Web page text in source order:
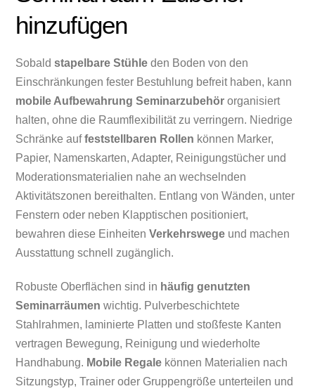
hinzufügen
Sobaldstapelbare Stühle den Boden von den
Einschränkungen fester Bestuhlung befreit haben, kann
mobile Aufbewahrung Seminarzubehör organisiert
halten, ohne die Raumflexibilität zu verringern. Niedrige
Schränke auffeststellbaren Rollen können Marker,
Papier, Namenskarten, Adapter, Reinigungstücher und
Moderationsmaterialien nahe an wechselnden
Aktivitätszonen bereithalten. Entlang von Wänden, unter
Fenstern oder neben Klapptischen positioniert,
bewahren diese EinheitenVerkehrswege und machen
Ausstattung schnell zugänglich.
Robuste Oberflächen sind in häufig genutzten
Seminarräumen wichtig. Pulverbeschichtete
Stahlrahmen, laminierte Platten und stoßfeste Kanten
vertragen Bewegung, Reinigung und wiederholte
Handhabung. Mobile Regale können Materialien nach
Sitzungstyp, Trainer oder Gruppengröße unterteilen und